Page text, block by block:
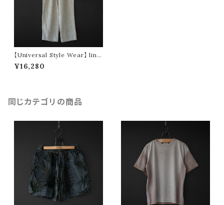
【Universal Style Wear】 line
n easy tuck pants (off whit
e)
¥16,280
同じカテゴリの商品